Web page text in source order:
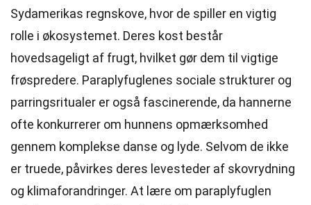
Sydamerikas regnskove, hvor de spiller en vigtig
rolle i økosystemet. Deres kost består
hovedsageligt af frugt, hvilket gør dem til vigtige
frøspredere. Paraplyfuglenes sociale strukturer og
parringsritualer er også fascinerende, da hannerne
ofte konkurrerer om hunnens opmærksomhed
gennem komplekse danse og lyde. Selvom de ikke
er truede, påvirkes deres levesteder af skovrydning
og klimaforandringer. At lære om paraplyfuglen